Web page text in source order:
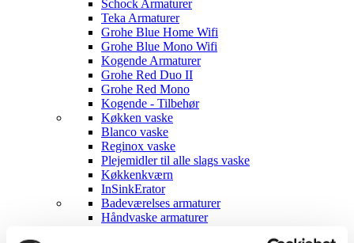
Schock Armaturer
Teka Armaturer
Grohe Blue Home Wifi
Grohe Blue Mono Wifi
Kogende Armaturer
Grohe Red Duo II
Grohe Red Mono
Kogende - Tilbehør
Køkken vaske
Blanco vaske
Reginox vaske
Plejemidler til alle slags vaske
Køkkenkværn
InSinkErator
Badeværelses armaturer
Håndvaske armaturer